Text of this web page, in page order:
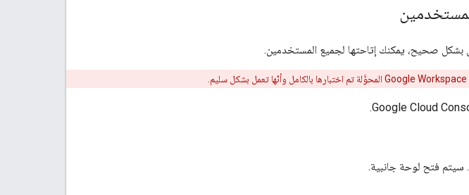
. سيتم فتح لوحة جانبية.